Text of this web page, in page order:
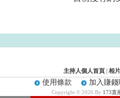
主持人個人首頁 相
使用條款 加入賺錢
Copyright © 2026 By 173直